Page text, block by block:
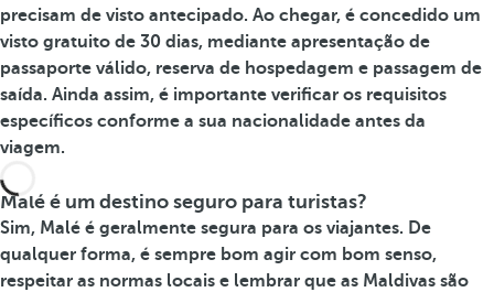
precisam de visto antecipado. Ao chegar, é concedido um
visto gratuito de 30 dias, mediante apresentação de
passaporte válido, reserva de hospedagem e passagem de
saída. Ainda assim, é importante verificar os requisitos
específicos conforme a sua nacionalidade antes da
viagem.
Malé é um destino seguro para turistas?
Sim, Malé é geralmente segura para os viajantes. De
qualquer forma, é sempre bom agir com bom senso,
respeitar as normas locais e lembrar que as Maldivas são